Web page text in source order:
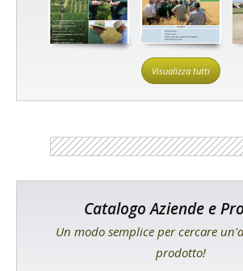
Visualizza tutti
Catalogo Aziende e
Un modo semplice per cercare
prodotto!